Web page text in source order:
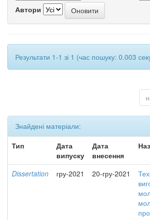
Автори
Результати 1-1 зі 1 (час пошуку: 0.003
Знайдені матеріали:
Тип
Дата
випуску
Дата
внесення
Dissertation гру-2021 20-гру-2021